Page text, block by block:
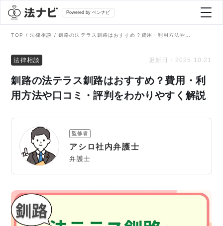
Powered by ベンナビ
全て
刑事事件
債務整理
離婚問題
交通事故
弁護士を探す
AI Search Premium
掲載をご検討の弁護士の方へ
TOP 法律相談
法律相談 更新日： 2025.10.21
釧路の法テラス釧路はおすすめ？費用・利
用方法や口コミ・評判をわかりやすく解説
監修者
アシロ社内弁護士
弁護士